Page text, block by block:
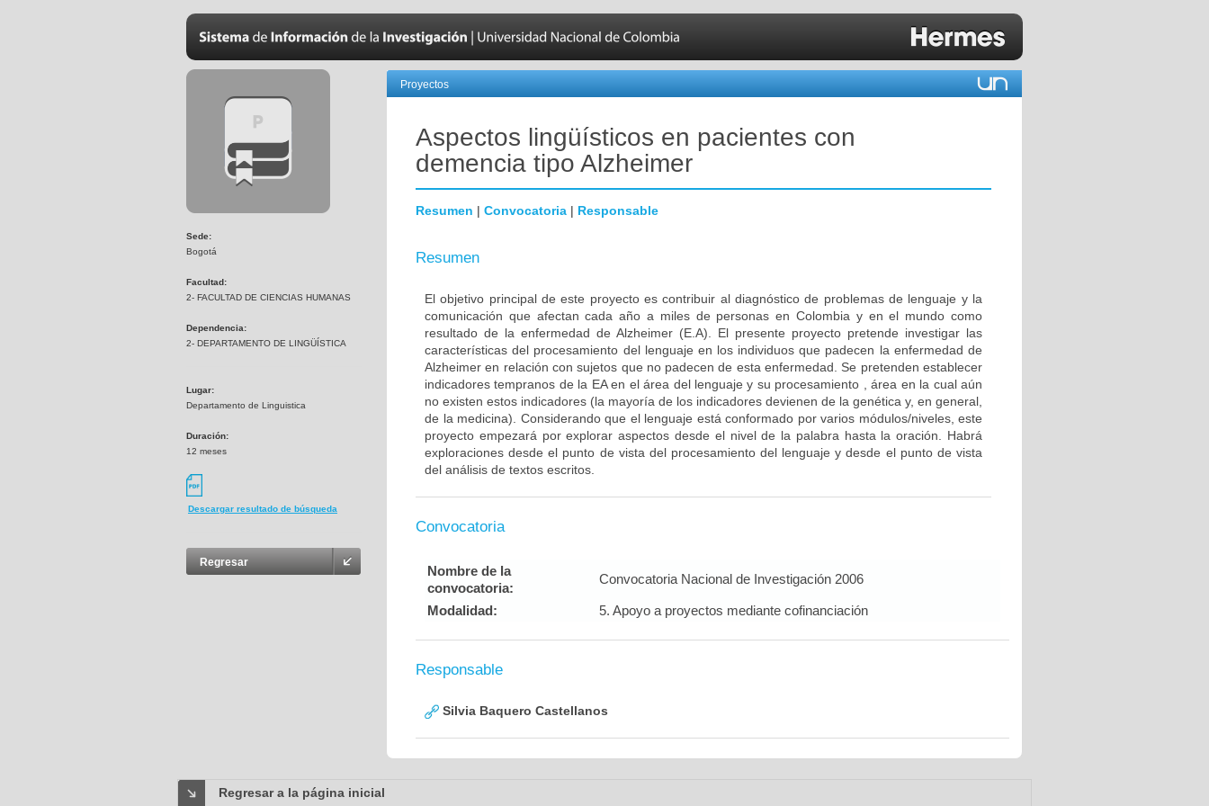
Sede:
Bogotá
Facultad:
2- FACULTAD DE CIENCIAS HUMANAS
Dependencia:
2- DEPARTAMENTO DE LINGÜÍSTICA
Lugar:
Departamento de Linguistica
Duración:
12 meses
Descargar resultado de búsqueda
Regresar
Proyectos
Aspectos lingüísticos en pacientes con
demencia tipo Alzheimer
Resumen | Convocatoria | Responsable
Resumen
El objetivo principal de este proyecto es contribuir al diagnóstico de problemas de lenguaje y la
comunicación que afectan cada año a miles de personas en Colombia y en el mundo como
resultado de la enfermedad de Alzheimer (E.A). El presente proyecto pretende investigar las
características del procesamiento del lenguaje en los individuos que padecen la enfermedad de
Alzheimer en relación con sujetos que no padecen de esta enfermedad. Se pretenden establecer
indicadores tempranos de la EA en el área del lenguaje y su procesamiento , área en la cual aún
no existen estos indicadores (la mayoría de los indicadores devienen de la genética y, en general,
de la medicina). Considerando que el lenguaje está conformado por varios módulos/niveles, este
proyecto empezará por explorar aspectos desde el nivel de la palabra hasta la oración. Habrá
exploraciones desde el punto de vista del procesamiento del lenguaje y desde el punto de vista
del análisis de textos escritos.
Convocatoria
Nombre de la
convocatoria:
Convocatoria Nacional de Investigación 2006
Modalidad: 5. Apoyo a proyectos mediante cofinanciación
Responsable
Silvia Baquero Castellanos
Regresar a la página inicial